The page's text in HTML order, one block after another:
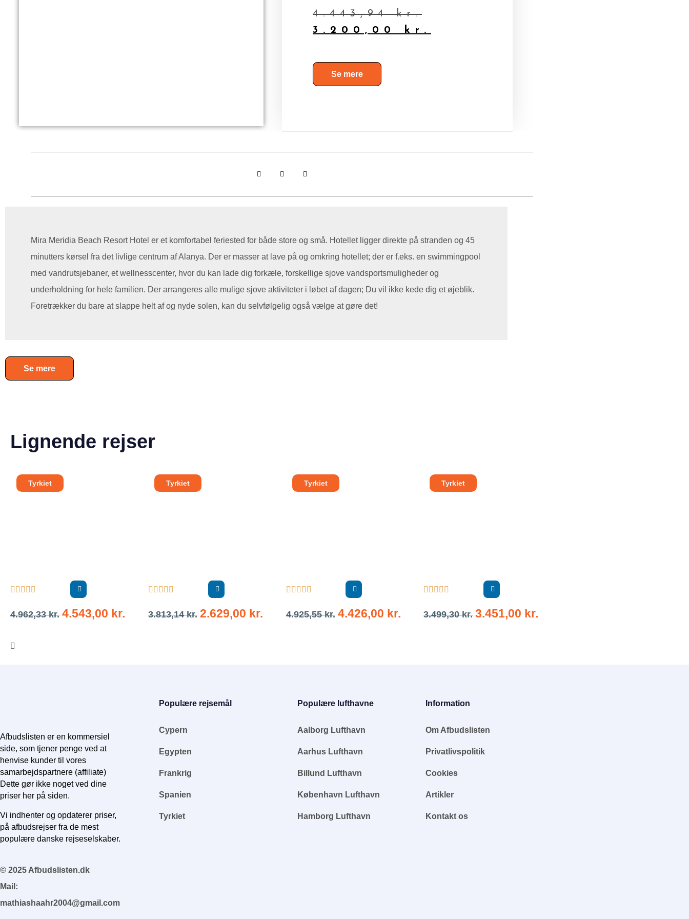
4.443,94kr.
3.200,00
kr.
Se mere
Mira Meridia Beach Resort Hotel er et komfortabel feriested for både store og små. Hotellet ligger direkte på stranden og 45
minutters kørsel fra det livlige centrum af Alanya. Der er masser at lave på og omkring hotellet; der er f.eks. en swimmingpool
med vandrutsjebaner, et wellnesscenter, hvor du kan lade dig forkæle, forskellige sjove vandsportsmuligheder og
underholdning for hele familien. Der arrangeres alle mulige sjove aktiviteter i løbet af dagen; Du vil ikke kede dig et øjeblik.
Foretrækker du bare at slappe helt af og nyde solen, kan du selvfølgelig også vælge at gøre det!
Se mere
Lignende rejser
Tyrkiet
    
4.962,33kr. 4.543,00 kr.
Tyrkiet
    
3.813,14kr. 2.629,00 kr.
Tyrkiet
    
4.925,55kr. 4.426,00 kr.
Tyrkiet
    
3.499,30kr. 3.451,00 kr.
Afbudslisten er en kommersiel
side, som tjener penge ved at
henvise kunder til vores
samarbejdspartnere (affiliate)
Dette gør ikke noget ved dine
priser her på siden.
Vi indhenter og opdaterer priser,
på afbudsrejser fra de mest
populære danske rejseselskaber.
© 2025 Afbudslisten.dk
Mail:
mathiashaahr2004@gmail.com
Populære rejsemål
Cypern
Egypten
Frankrig
Spanien
Tyrkiet
Populære lufthavne
Aalborg Lufthavn
Aarhus Lufthavn
Billund Lufthavn
København Lufthavn
Hamborg Lufthavn
Information
Om Afbudslisten
Privatlivspolitik
Cookies
Artikler
Kontakt os